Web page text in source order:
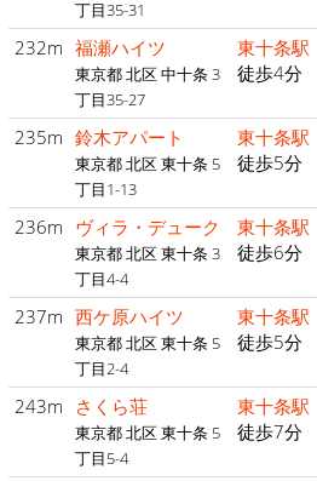
丁目35-31
232m 福瀬ハイツ
東京都 北区 中十条 3
丁目35-27
東十条駅
徒歩4分
235m 鈴木アパート
東京都 北区 東十条 5
丁目1-13
東十条駅
徒歩5分
236m ヴィラ・デューク
東京都 北区 東十条 3
丁目4-4
東十条駅
徒歩6分
237m 西ケ原ハイツ
東京都 北区 東十条 5
丁目2-4
東十条駅
徒歩5分
243m さくら荘
東京都 北区 東十条 5
丁目5-4
東十条駅
徒歩7分